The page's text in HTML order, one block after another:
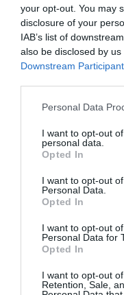
your opt-out. You may
disclosure of your
IAB’s list of
also be disclosed by
Downstream
Please note that this
not limited to your visit
grant or deny consent
use your data for
consent section.
Personal Data
I want to opt-out
personal data.
Opted In
I want to opt-out
Personal Data.
Opted In
I want to opt-out
Personal Data for
Opted In
I want to opt-out
Retention, Sale,
TAGS: ΑΒ
01.08.2026